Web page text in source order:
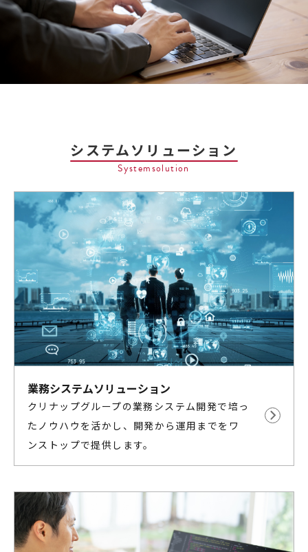
システムソリューション
Systemsolution
業務システムソリューション
クリナップグループの業務システム開発で培っ
たノウハウを活かし、開発から運用までをワ
ンストップで提供します。